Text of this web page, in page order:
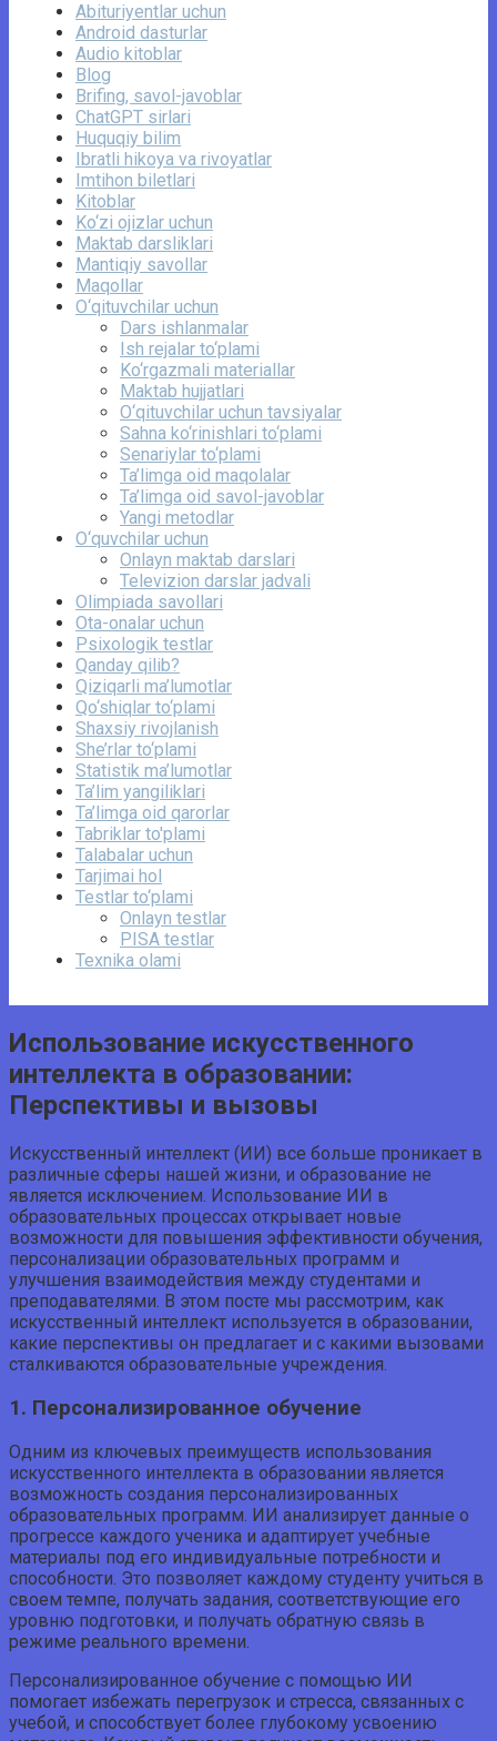
Abituriyentlar uchun
Android dasturlar
Audio kitoblar
Blog
Brifing, savol-javoblar
ChatGPT sirlari
Huquqiy bilim
Ibratli hikoya va rivoyatlar
Imtihon biletlari
Kitoblar
Ko‘zi ojizlar uchun
Maktab darsliklari
Mantiqiy savollar
Maqollar
O‘qituvchilar uchun
Dars ishlanmalar
Ish rejalar to‘plami
Ko‘rgazmali materiallar
Maktab hujjatlari
O‘qituvchilar uchun tavsiyalar
Sahna ko‘rinishlari to‘plami
Senariylar to‘plami
Ta’limga oid maqolalar
Ta’limga oid savol-javoblar
Yangi metodlar
O‘quvchilar uchun
Onlayn maktab darslari
Televizion darslar jadvali
Olimpiada savollari
Ota-onalar uchun
Psixologik testlar
Qanday qilib?
Qiziqarli ma’lumotlar
Qo‘shiqlar to‘plami
Shaxsiy rivojlanish
She’rlar to‘plami
Statistik ma’lumotlar
Ta’lim yangiliklari
Ta’limga oid qarorlar
Tabriklar to'plami
Talabalar uchun
Tarjimai hol
Testlar to‘plami
Onlayn testlar
PISA testlar
Texnika olami
Использование искусственного
интеллекта в образовании:
Перспективы и вызовы
Искусственный интеллект (ИИ) все больше проникает в
различные сферы нашей жизни, и образование не
является исключением. Использование ИИ в
образовательных процессах открывает новые
возможности для повышения эффективности обучения,
персонализации образовательных программ и
улучшения взаимодействия между студентами и
преподавателями. В этом посте мы рассмотрим, как
искусственный интеллект используется в образовании,
какие перспективы он предлагает и с какими вызовами
сталкиваются образовательные учреждения.
1. Персонализированное обучение
Одним из ключевых преимуществ использования
искусственного интеллекта в образовании является
возможность создания персонализированных
образовательных программ. ИИ анализирует данные о
прогрессе каждого ученика и адаптирует учебные
материалы под его индивидуальные потребности и
способности. Это позволяет каждому студенту учиться в
своем темпе, получать задания, соответствующие его
уровню подготовки, и получать обратную связь в
режиме реального времени.
Персонализированное обучение с помощью ИИ
помогает избежать перегрузок и стресса, связанных с
учебой, и способствует более глубокому усвоению